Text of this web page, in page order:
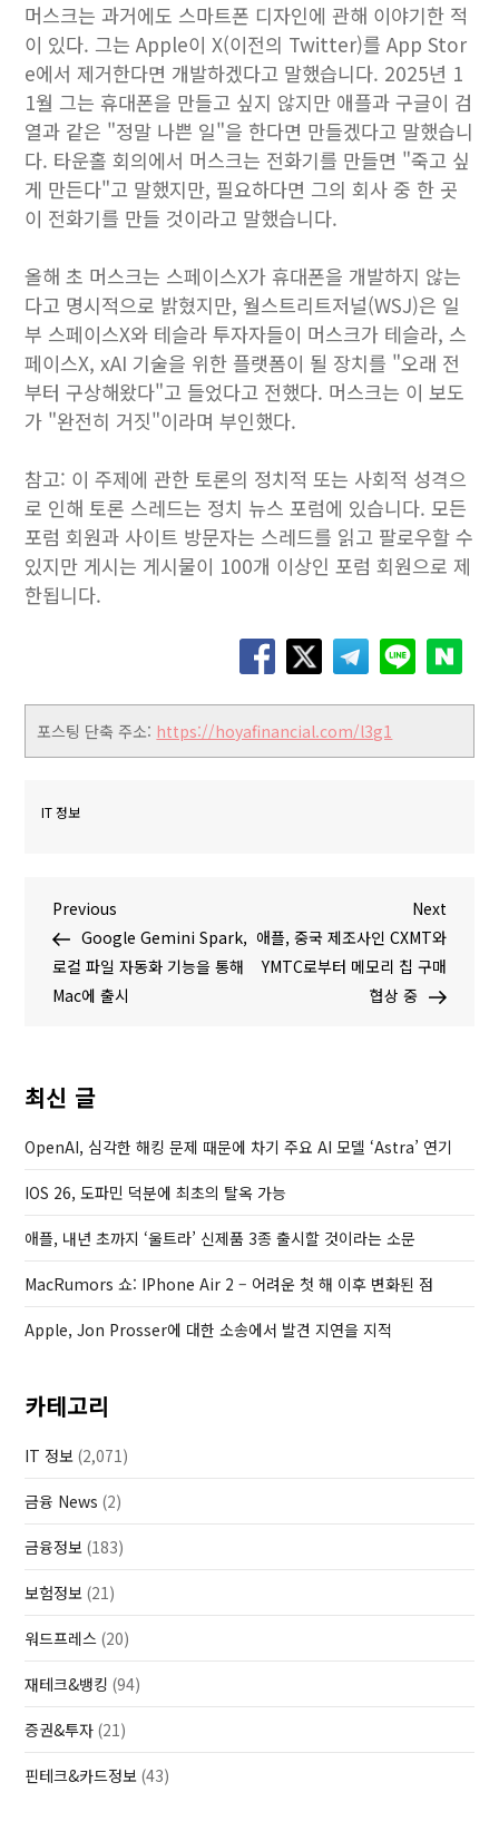
머스크는 과거에도 스마트폰 디자인에 관해 이야기한 적
이 있다. 그는 Apple이 X(이전의 Twitter)를 App Stor
e에서 제거한다면 개발하겠다고 말했습니다. 2025년 1
1월 그는 휴대폰을 만들고 싶지 않지만 애플과 구글이 검
열과 같은 "정말 나쁜 일"을 한다면 만들겠다고 말했습니
다. 타운홀 회의에서 머스크는 전화기를 만들면 "죽고 싶
게 만든다"고 말했지만, 필요하다면 그의 회사 중 한 곳
이 전화기를 만들 것이라고 말했습니다.
올해 초 머스크는 스페이스X가 휴대폰을 개발하지 않는
다고 명시적으로 밝혔지만, 월스트리트저널(WSJ)은 일
부 스페이스X와 테슬라 투자자들이 머스크가 테슬라, 스
페이스X, xAI 기술을 위한 플랫폼이 될 장치를 "오래 전
부터 구상해왔다"고 들었다고 전했다. 머스크는 이 보도
가 "완전히 거짓"이라며 부인했다.
참고: 이 주제에 관한 토론의 정치적 또는 사회적 성격으
로 인해 토론 스레드는 정치 뉴스 포럼에 있습니다. 모든
포럼 회원과 사이트 방문자는 스레드를 읽고 팔로우할 수
있지만 게시는 게시물이 100개 이상인 포럼 회원으로 제
한됩니다.
포스팅 단축 주소: https://hoyafinancial.com/l3g1
IT 정보
글
탐
P
r
e
v
s
P
o
s
Previous
Google Gemini Spark,
로컬 파일 자동화 기능을 통해
Mac에 출시
N
e
x
t
Next
애플, 중국 제조사인 CXMT와
YMTC로부터 메모리 칩 구매
협상 중
최신 글
OpenAI, 심각한 해킹 문제 때문에 차기 주요 AI 모델 ‘Astra’ 연기
IOS 26, 도파민 덕분에 최초의 탈옥 가능
애플, 내년 초까지 ‘울트라’ 신제품 3종 출시할 것이라는 소문
MacRumors 쇼: IPhone Air 2 – 어려운 첫 해 이후 변화된 점
Apple, Jon Prosser에 대한 소송에서 발견 지연을 지적
카테고리
IT 정보 (2,071)
금융 News (2)
금융정보 (183)
보험정보 (21)
워드프레스 (20)
재테크&뱅킹 (94)
증권&투자 (21)
핀테크&카드정보 (43)